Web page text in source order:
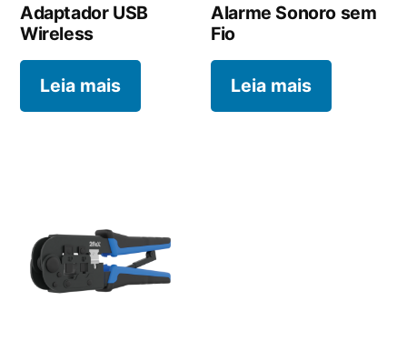
Adaptador USB
Wireless
Leia mais
Alarme Sonoro sem
Fio
Leia mais